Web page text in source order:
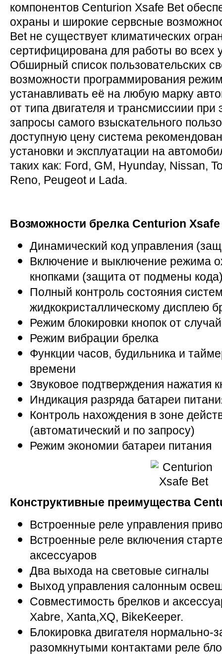
компонентов Centurion Xsafe Bet
охраны и широкие сервсные
Bet не существует климатических
сертифицирована для работы во всех
Обширный список пользовательских
возможности программирования
устанавливать её на любую марку
от типа двигателя и трансмиссиии при
запросы самого взыскательного
доступную цену система
установки и эксплуатации на
таких как: Ford, GM, Hyunday, Nissan,
Reno, Peugeot и Lada.
Возможности брелка Centurion
Динамический код управления
Включение и выключение режима
кнопками (защита от подмены
Полный контроль состояния
жидкокристаллическому дисплею
Режим блокировки кнопок от
Режим вибрации брелка
Функции часов, будильника и
времени
Звуковое подтверждения нажатия
Индикация разряда батареи
Контроль нахождения в зоне
(автоматический и по запросу)
Режим экономии батареи питания
Конструктивные преимущества
Встроенные реле управления
Встроенные реле включения
аксессуаров
Два выхода на световые сигналы
Выход управления салонным
Совместимость брелков и
Xabre, Xanta,XQ, BikeKeeper.
Блокировка двигателя
разомкнутыми контактами реле